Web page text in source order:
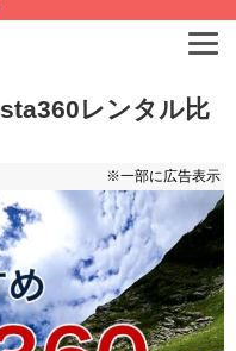
レンタル比
※一部に広告表示